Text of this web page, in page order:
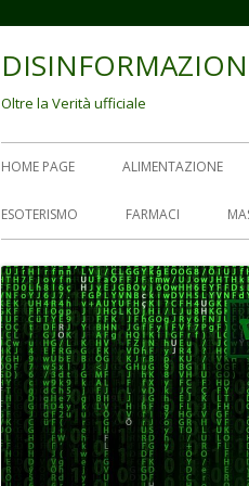
Oltre la Verità ufficiale
Menu
principale
HOME PAGE ALIMENTAZIONE
ESOTERISMO FARMACI